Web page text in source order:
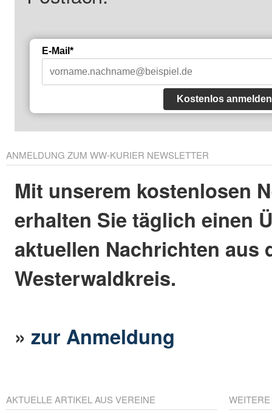
E-Mail*
Kostenlos anmelden
ANMELDUNG ZUM WW-KURIER NEWSLETTER
Mit unserem kostenlosen
erhalten Sie täglich einen
aktuellen Nachrichten aus
Westerwaldkreis.
»zur Anmeldung
AKTUELLE ARTIKEL AUS VEREINE